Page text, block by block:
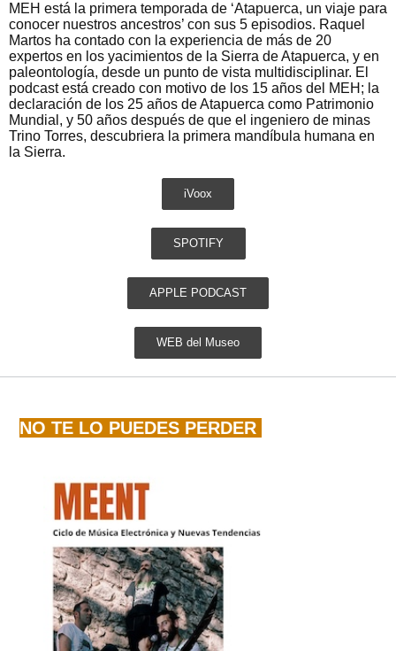
MEH está la primera temporada de ‘Atapuerca, un viaje para
conocer nuestros ancestros’ con sus 5 episodios. Raquel
Martos ha contado con la experiencia de más de 20
expertos en los yacimientos de la Sierra de Atapuerca, y en
paleontología, desde un punto de vista multidisciplinar. El
podcast está creado con motivo de los 15 años del MEH; la
declaración de los 25 años de Atapuerca como Patrimonio
Mundial, y 50 años después de que el ingeniero de minas
Trino Torres, descubriera la primera mandíbula humana en
la Sierra.
iVoox
SPOTIFY
APPLE PODCAST
WEB del Museo
NO TE LO PUEDES PERDER